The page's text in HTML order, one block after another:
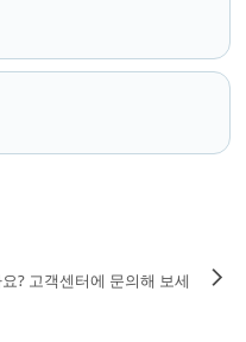
? 고객센터에 문의해 보세